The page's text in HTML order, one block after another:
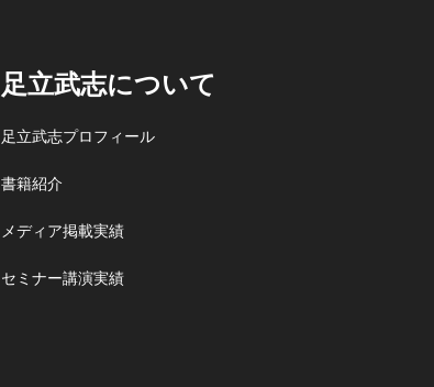
足立武志について
足立武志プロフィール
書籍紹介
メディア掲載実績
セミナー講演実績